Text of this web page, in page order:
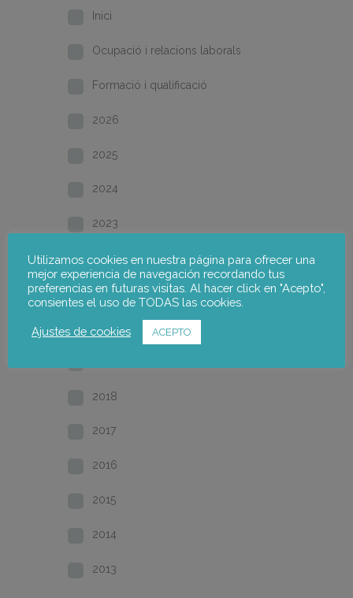
Inici
Ocupació i relacions laborals
Formació i qualificació
2026
2025
2024
2023
2022
2021
2020
2018
2017
2016
2015
2014
2013
Utilizamos cookies en nuestra página para ofrecer una
mejor experiencia de navegación recordando tus
preferencias en futuras visitas. Al hacer click en "Acepto",
consientes el uso de TODAS las cookies.
Ajustes de cookies ACEPTO